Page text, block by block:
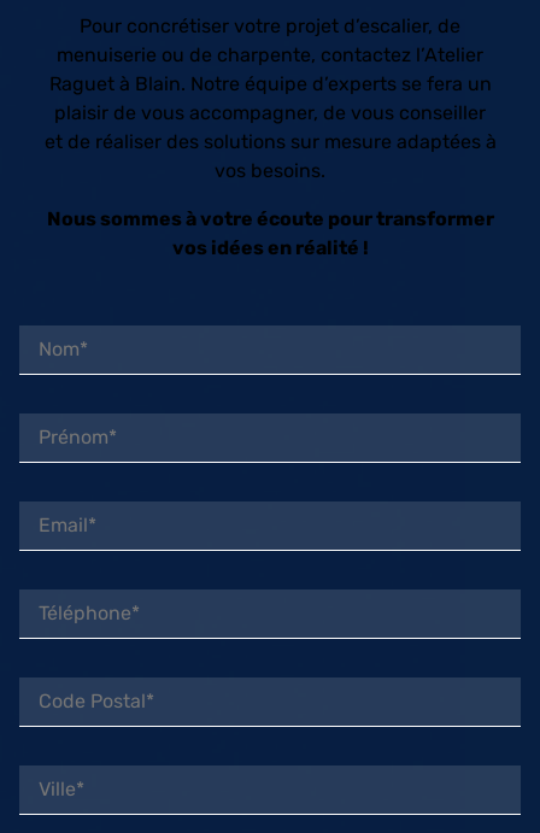
Pour concrétiser votre projet d’escalier, de
menuiserie ou de charpente, contactez l’Atelier
Raguet à Blain. Notre équipe d’experts se fera un
plaisir de vous accompagner, de vous conseiller
et de réaliser des solutions sur mesure adaptées à
vos besoins.
Nous sommes à votre écoute pour transformer
vos idées en réalité !